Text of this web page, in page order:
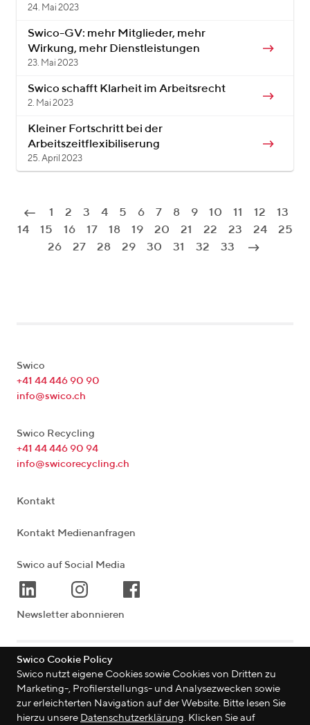
24. Mai 2023
23. Mai 2023
Swico-GV: mehr Mitglieder, mehr
Wirkung, mehr Dienstleistungen
2. Mai 2023
Swico schafft Klarheit im Arbeitsrecht
25. April 2023
Kleiner Fortschritt bei der
Arbeitszeitflexibiliserung
1 2 3 4 5 6 7 8 9 10 11 12
13
14
15 16 17 18 19 20 21 22 23 24
25
26
27 28 29 30 31 32 33
Swico
+41 44 446 90 90
info@swico.ch
Swico Recycling
+41 44 446 90 94
info@swicorecycling.ch
Kontakt
Kontakt Medienanfragen
Swico auf Social Media
Newsletter abonnieren
Lagerstrasse 33 8004 Zürich | Schweiz
©2026 Swico
Swico Cookie Policy
Swico nutzt eigene Cookies sowie Cookies von Dritten zu
Marketing-, Profilerstellungs- und Analysezwecken sowie
zur erleichterten Navigation auf der Website. Bitte lesen Sie
hierzu unsere Datenschutzerklärung. Klicken Sie auf